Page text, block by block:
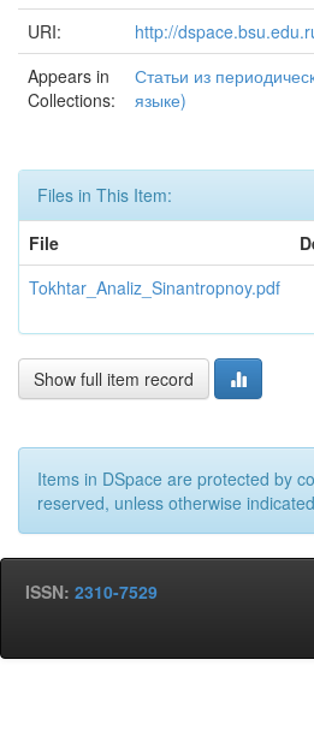
URI:
http://
Appears in
Collections:
Статьи из
языке)
Files in This Item:
File
Tokhtar_Analiz_Sinantropnoy.pdf
Show full item record
Items in DSpace are protected by
reserved, unless otherwise
ISSN: 2310-7529